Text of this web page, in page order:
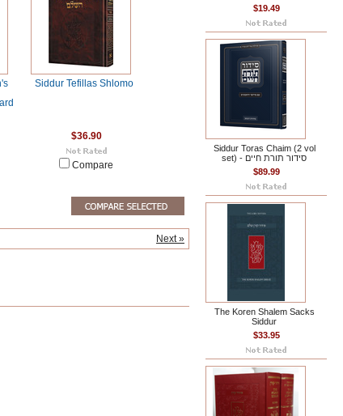
Siddur Tefillas Shlomo
$36.90
Compare
Next »
$19.49
Siddur Toras Chaim (2 vol
set) - סידור תורת חיים
$89.99
The Koren Shalem Sacks
Siddur
$33.95